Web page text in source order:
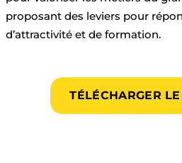
proposant des leviers pour
d’attractivité et de formation.
TÉLÉCHARGER